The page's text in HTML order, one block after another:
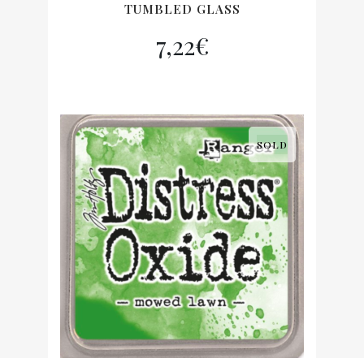
TUMBLED GLASS
7,22€
SOLD